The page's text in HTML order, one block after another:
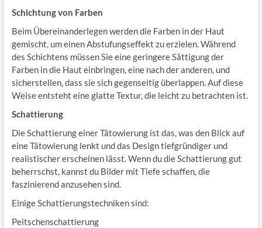
Schichtung von Farben
Beim Übereinanderlegen werden die Farben in der Haut
gemischt, um einen Abstufungseffekt zu erzielen. Während
des Schichtens müssen Sie eine geringere Sättigung der
Farben in die Haut einbringen, eine nach der anderen, und
sicherstellen, dass sie sich gegenseitig überlappen. Auf diese
Weise entsteht eine glatte Textur, die leicht zu betrachten ist.
Schattierung
Die Schattierung einer Tätowierung ist das, was den Blick auf
eine Tätowierung lenkt und das Design tiefgründiger und
realistischer erscheinen lässt. Wenn du die Schattierung gut
beherrschst, kannst du Bilder mit Tiefe schaffen, die
faszinierend anzusehen sind.
Einige Schattierungstechniken sind:
Peitschenschattierung